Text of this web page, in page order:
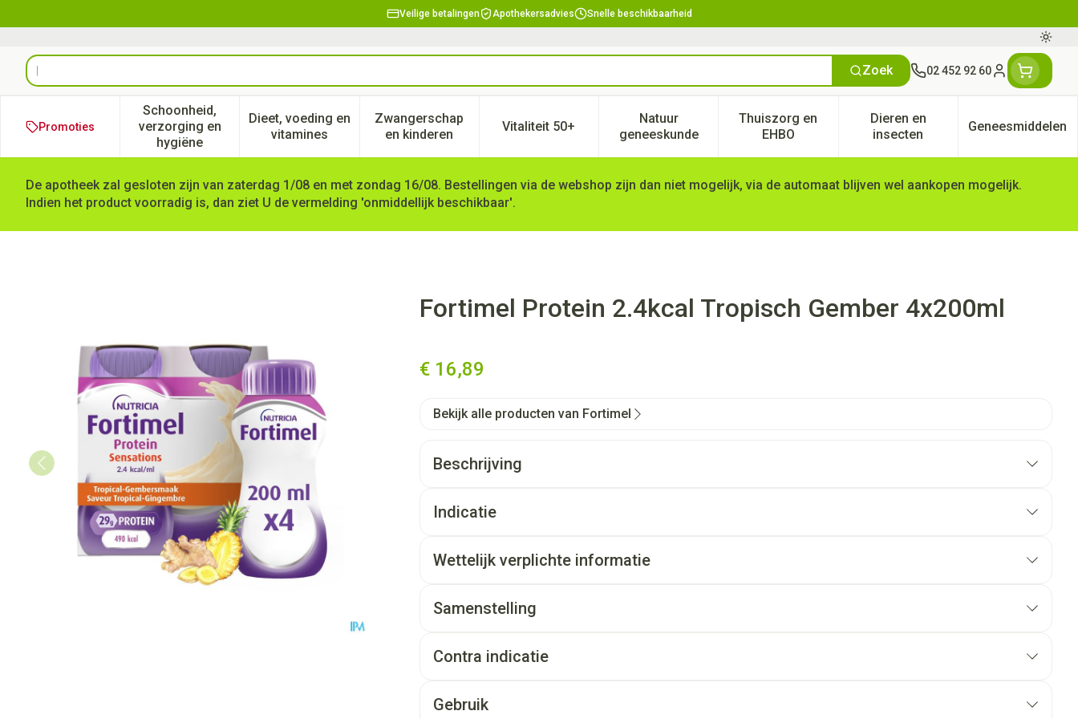
Veilige betalingen Apothekersadvies Snelle beschikbaarheid
Product, merk, categorie... Zoek 02 452 92 60
Klant menu
Promoties
Schoonheid,
verzorging en
hygiëne
Toon submenu voor Schoonheid, verzorging en hygiëne categorie
Dieet, voeding en
vitaminesToon submenu voor Dieet, voeding en vitamines categorie
Zwangerschap
en kinderenToon submenu voor Zwangerschap en kinderen categorie
Vitaliteit 50+Toon submenu voor Vitaliteit 50+ categorie
Natuur
geneeskunde
Toon submenu voor Natuur geneeskunde categorie
Thuiszorg en
EHBOToon submenu voor Thuiszorg en EHBO categorie
Dieren en
insectenToon submenu voor Dieren
Geneesmiddelen
Toon
De apotheek zal gesloten zijn van zaterdag 1/08 en met zondag 16/08. Bestellingen via de webshop zijn dan niet mogelijk, via de automaat blijven wel aankopen mogelijk.
Indien het product voorradig is, dan ziet U de vermelding 'onmiddellijk beschikbaar'.
Fortimel Protein 2.4kcal Tropisch Gember 4x200mlFortimel Protein 2.4kcal Tropisch Gember 4x200ml
€ 16,89
Bekijk alle producten van Fortimel
Beschrijving
Indicatie
Wettelijk verplichte informatie
Samenstelling
Contra indicatie
Gebruik